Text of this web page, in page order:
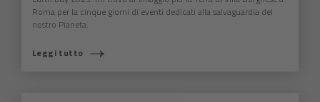
Roma per la cinque giorni di eventi dedicati alla salvaguardia del
nostro Pianeta.
Leggi tutto